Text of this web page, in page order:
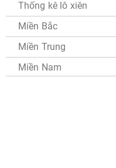
Thống kê lô xiên
Miền Bắc
Miền Trung
Miền Nam